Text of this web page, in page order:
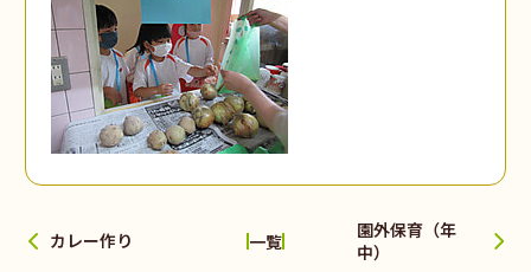
カレー作り 一覧
園外保育（年
中）